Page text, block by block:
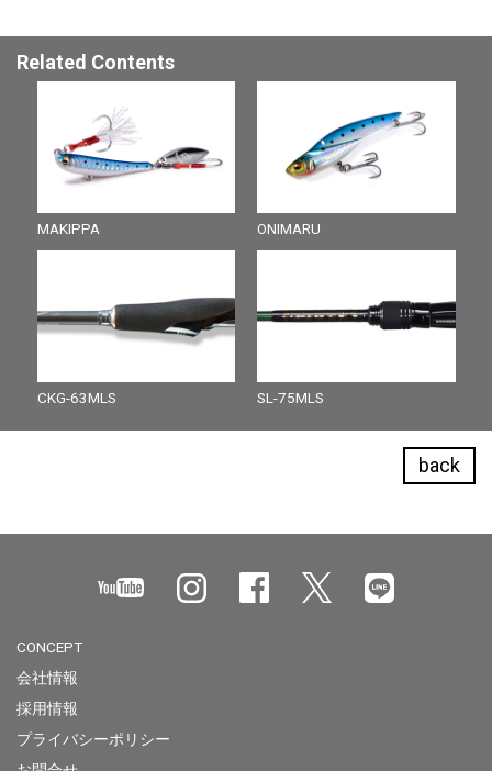
Related Contents
MAKIPPA ONIMARU
CKG-63MLS SL-75MLS
back
CONCEPT
会社情報
採用情報
プライバシーポリシー